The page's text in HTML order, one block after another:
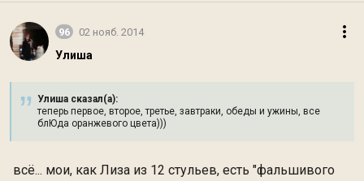
96 02 нояб. 2014
Улиша
Улиша сказал(а):
теперь первое, второе, третье, завтраки, обеды и ужины, все
блЮда оранжевого цвета)))
всё... мои, как Лиза из 12 стульев, есть "фальшивого